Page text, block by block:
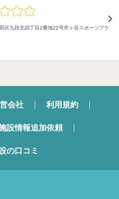
区九段北四丁目2番地22号市ヶ谷スポーツプラ
会社 利用規約
設情報追加依頼
の口コミ